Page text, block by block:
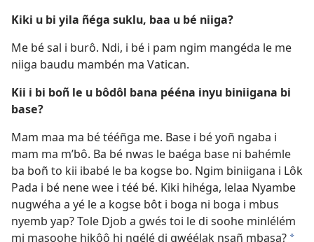
Kiki u bi yila ñéga suklu, baa u bé niiga?
Me bé sal i burô. Ndi, i bé i pam ngim mangéda le me
niiga baudu mambén ma Vatican.
Kii i bi boñ le u bôdôl bana pééna inyu biniigana bi
base?
Mam maa ma bé tééñga me. Base i bé yoñ ngaba i
mam ma m’bô. Ba bé nwas le baéga base ni bahémle
ba boñ to kii ibabé le ba kogse bo. Ngim biniigana i Lôk
Pada i bé nene wee i téé bé. Kiki hihéga, lelaa Nyambe
nugwéha a yé le a kogse bôt i boga ni boga i mbus
nyemb yap? Tole Djob a gwés toi le di soohe minlélém
mi masoohe hikôô hi ngélé di gwéélak nsañ mbasa? *